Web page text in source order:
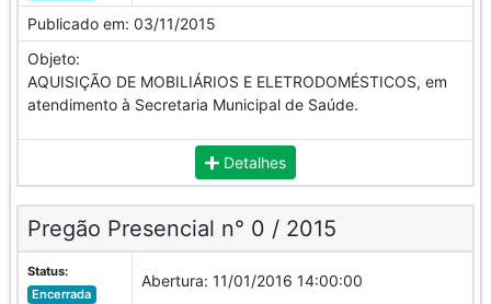
Publicado em: 03/11/2015
Objeto:
AQUISIÇÃO DE MOBILIÁRIOS E ELETRODOMÉSTICOS, em
atendimento à Secretaria Municipal de Saúde.
Detalhes
Pregão Presencial n° 0 / 2015
Status:
Encerrada
Abertura: 11/01/2016 14:00:00